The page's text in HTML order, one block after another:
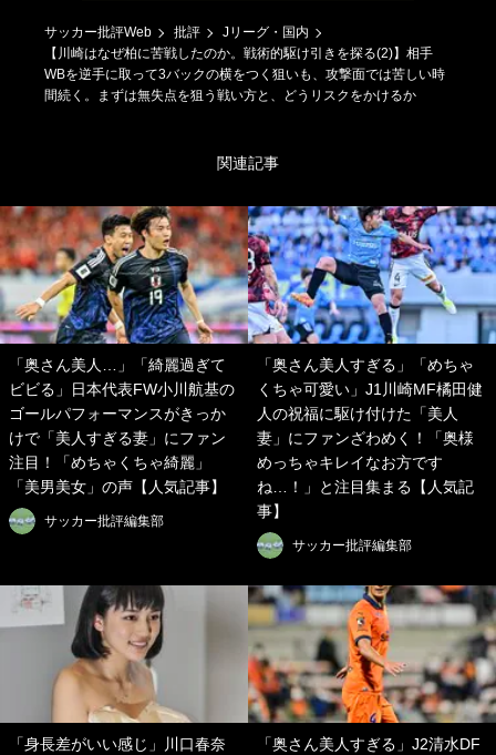
サッカー批評Web 批評
Jリーグ・国内
【川崎はなぜ柏に苦戦したのか。戦術的駆け引きを探る(2)】相手
WBを逆手に取って3バックの横をつく狙いも、攻撃面では苦しい時
間続く。まずは無失点を狙う戦い方と、どうリスクをかけるか
関連記事
「奥さん美人…」「綺麗過ぎて
ビビる」日本代表FW小川航基の
ゴールパフォーマンスがきっか
けで「美人すぎる妻」にファン
注目！「めちゃくちゃ綺麗」
「美男美女」の声【人気記事】
サッカー批評編集部
「奥さん美人すぎる」「めちゃ
くちゃ可愛い」J1川崎MF橘田健
人の祝福に駆け付けた「美人
妻」にファンざわめく！「奥様
めっちゃキレイなお方です
ね…！」と注目集まる【人気記
事】
サッカー批評編集部
「身長差がいい感じ」川口春奈
「奥さん美人すぎる」J2清水DF